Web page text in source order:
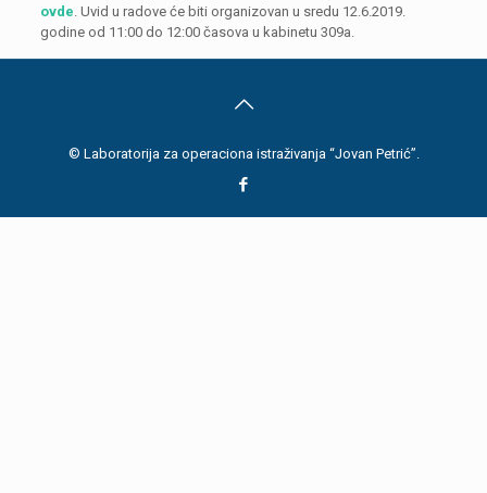
ovde. Uvid u radove će biti organizovan u sredu 12.6.2019.
godine od 11:00 do 12:00 časova u kabinetu 309a.
© Laboratorija za operaciona istraživanja “Jovan Petrić”.